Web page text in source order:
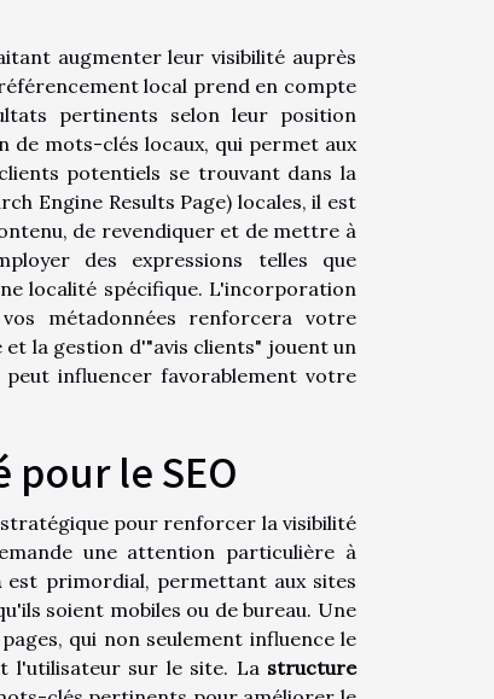
augmenter leur visibilité auprès
local prend en compte
pertinents selon leur position
mots-clés locaux, qui permet aux
potentiels se trouvant dans la
Engine Results Page) locales, il est
de revendiquer et de mettre à
des expressions telles que
localité spécifique. L'incorporation
métadonnées renforcera votre
la gestion d'"avis clients" jouent un
influencer favorablement votre
le SEO
pour renforcer la visibilité
une attention particulière à
est primordial, permettant aux sites
soient mobiles ou de bureau. Une
qui non seulement influence le
l'utilisateur sur le site. La structure